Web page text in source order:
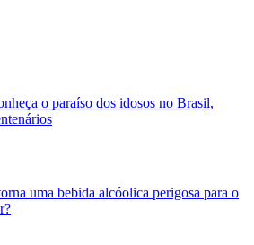
o paraíso dos idosos no Brasil,
uma bebida alcóolica perigosa para o